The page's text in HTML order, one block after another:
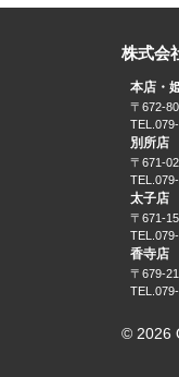
株式会
本店・
〒672-
別所店
〒671-
太子店
〒671-
香寺店
〒679-
© 2026